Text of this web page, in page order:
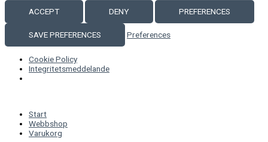
ACCEPT DENY PREFERENCES
SAVE PREFERENCES Preferences
Cookie Policy
Integritetsmeddelande
Start
Webbshop
Varukorg